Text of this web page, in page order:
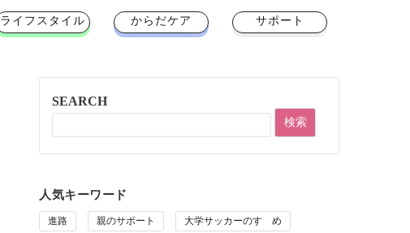
ライフスタイル からだケア サポート
SEARCH
人気キーワード
進路 親のサポート 大学サッカーのすゝめ